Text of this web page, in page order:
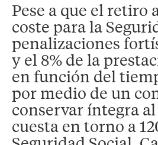
Pese a que el
coste para la
penalizaciones
y el 8% de la
en función del
por medio de un
conservar íntegra
cuesta en torno a